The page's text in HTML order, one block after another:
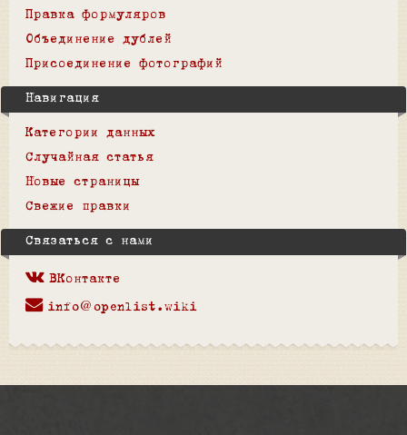
Правка формуляров
Объединение дублей
Присоединение фотографий
Навигация
Категории данных
Случайная статья
Новые страницы
Свежие правки
Связаться с нами
ВКонтакте
info@openlist.wiki